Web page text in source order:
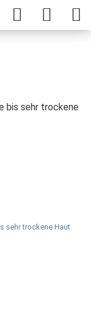
bis sehr trockene